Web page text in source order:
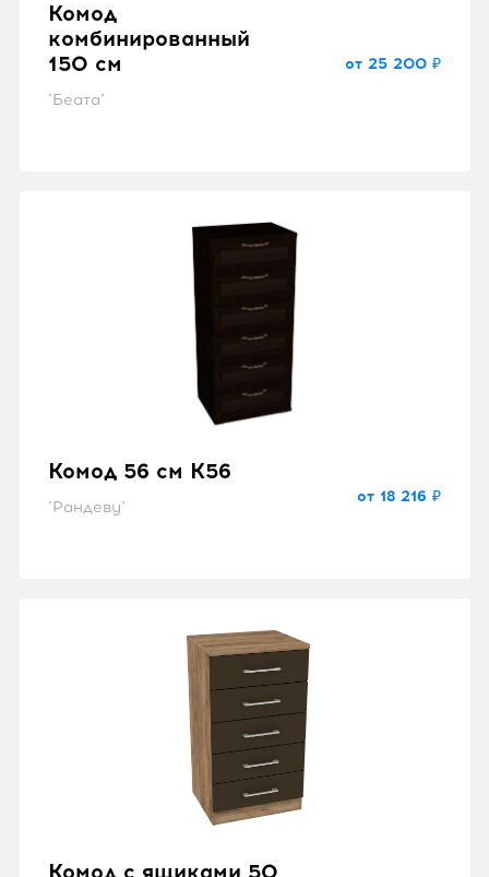
Комод
комбинированный
150 см
"Беата"
от 25 200 ₽
Комод 56 см K56
"Рандеву"
от 18 216 ₽
Комод с ящиками 50